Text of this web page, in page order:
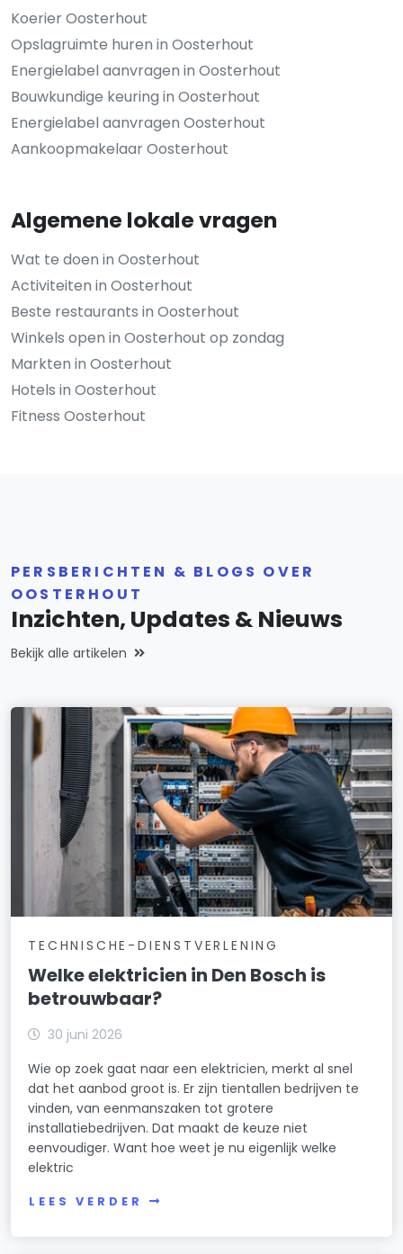
Koerier Oosterhout
Opslagruimte huren in Oosterhout
Energielabel aanvragen in Oosterhout
Bouwkundige keuring in Oosterhout
Energielabel aanvragen Oosterhout
Aankoopmakelaar Oosterhout
Algemene lokale vragen
Wat te doen in Oosterhout
Activiteiten in Oosterhout
Beste restaurants in Oosterhout
Winkels open in Oosterhout op zondag
Markten in Oosterhout
Hotels in Oosterhout
Fitness Oosterhout
PERSBERICHTEN & BLOGS OVER
OOSTERHOUT
Inzichten, Updates & Nieuws
Bekijk alle artikelen
TECHNISCHE-DIENSTVERLENING
Welke elektricien in Den Bosch is
betrouwbaar?
30 juni 2026
Wie op zoek gaat naar een elektricien, merkt al snel
dat het aanbod groot is. Er zijn tientallen bedrijven te
vinden, van eenmanszaken tot grotere
installatiebedrijven. Dat maakt de keuze niet
eenvoudiger. Want hoe weet je nu eigenlijk welke
elektric
LEES VERDER